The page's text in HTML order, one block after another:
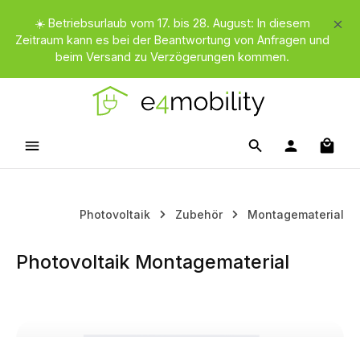
Zum Hauptinhalt springen
☀️ Betriebsurlaub vom 17. bis 28. August: In diesem
Zeitraum kann es bei der Beantwortung von Anfragen und
beim Versand zu Verzögerungen kommen.
Photovoltaik Zubehör Montagematerial
Photovoltaik Montagematerial